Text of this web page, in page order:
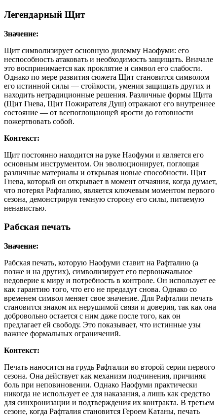
Легендарный Щит
Значение:
Щит символизирует основную дилемму Наофуми: его
неспособность атаковать и необходимость защищать. Вначале
это воспринимается как проклятие и символ его слабости.
Однако по мере развития сюжета Щит становится символом
его истинной силы — стойкости, умения защищать других и
находить нетрадиционные решения. Различные формы Щита
(Щит Гнева, Щит Пожирателя Душ) отражают его внутреннее
состояние — от всепоглощающей ярости до готовности
пожертвовать собой.
Контекст:
Щит постоянно находится на руке Наофуми и является его
основным инструментом. Он эволюционирует, поглощая
различные материалы и открывая новые способности. Щит
Гнева, который он открывает в момент отчаяния, когда думает,
что потерял Рафталию, является ключевым моментом первого
сезона, демонстрируя темную сторону его силы, питаемую
ненавистью.
Рабская печать
Значение:
Рабская печать, которую Наофуми ставит на Рафталию (а
позже и на других), символизирует его первоначальное
недоверие к миру и потребность в контроле. Он использует ее
как гарантию того, что его не предадут снова. Однако со
временем символ меняет свое значение. Для Рафталии печать
становится знаком их нерушимой связи и доверия, так как она
добровольно остается с ним даже после того, как он
предлагает ей свободу. Это показывает, что истинные узы
важнее формальных ограничений.
Контекст:
Печать наносится на грудь Рафталии во второй серии первого
сезона. Она действует как механизм подчинения, причиняя
боль при неповиновении. Однако Наофуми практически
никогда не использует ее для наказания, а лишь как средство
для синхронизации и подтверждения их контракта. В третьем
сезоне, когда Рафталия становится Героем Катаны, печать